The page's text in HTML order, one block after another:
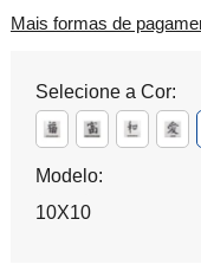
Mais formas de
Selecione a Cor:
Modelo:
10X10